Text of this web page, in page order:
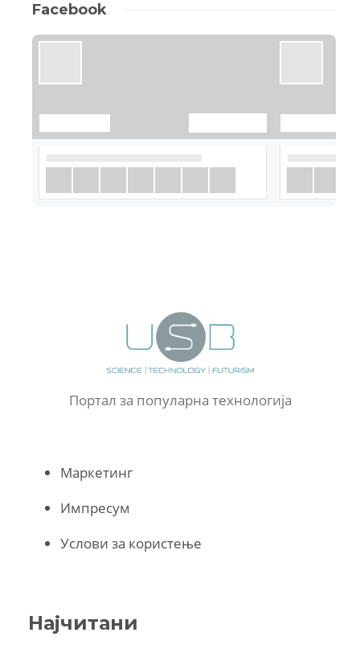
Facebook
Портал за популарна технологија
Маркетинг
Импресум
Услови за користење
Најчитани